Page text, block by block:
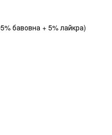
бавовна + 5% лайкра)